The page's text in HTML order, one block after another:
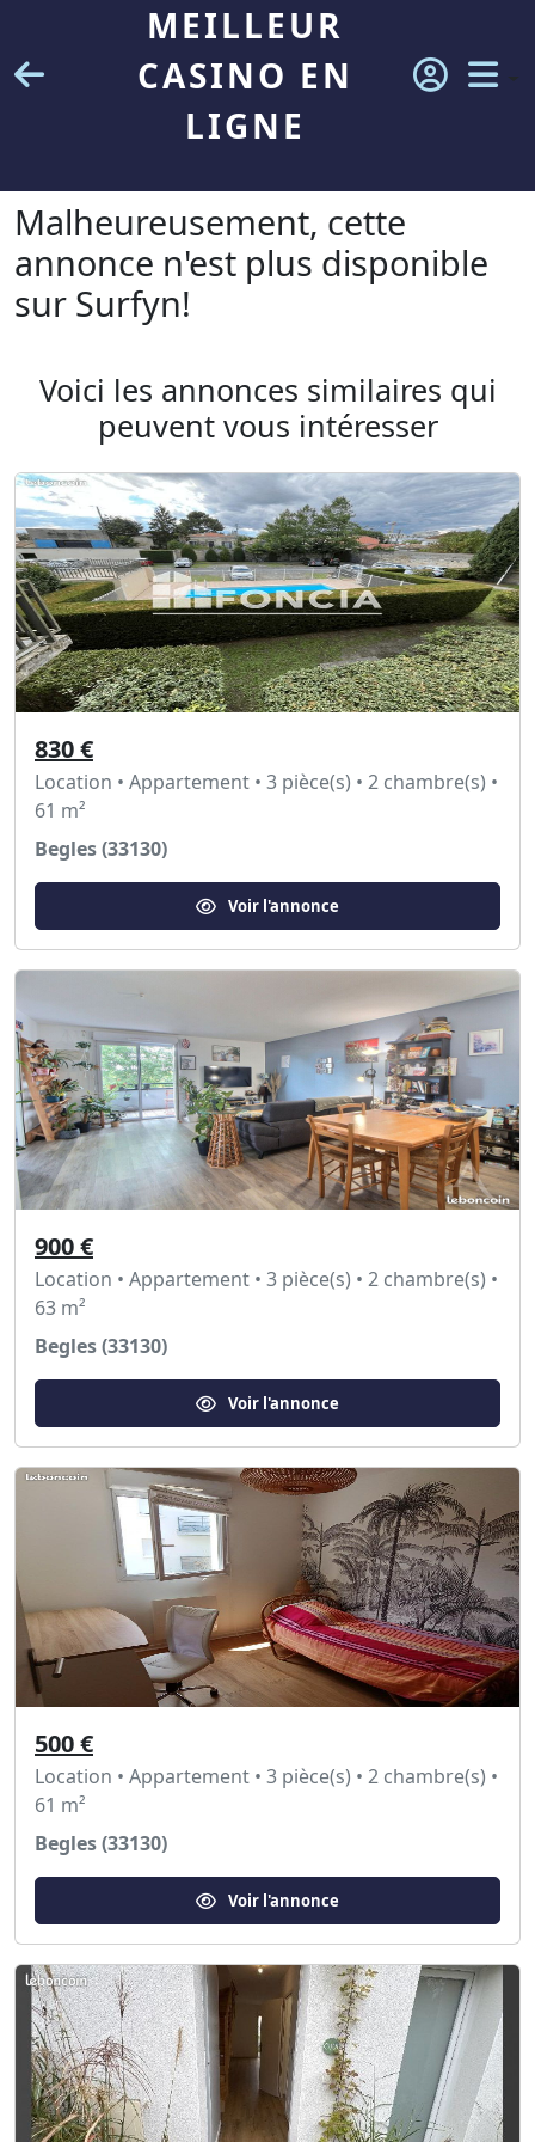
MEILLEUR
CASINO EN
LIGNE
Malheureusement, cette
annonce n'est plus disponible
sur Surfyn!
Voici les annonces similaires qui
peuvent vous intéresser
830 €
Location • Appartement • 3 pièce(s) • 2 chambre(s) •
61 m²
Begles (33130)
Voir l'annonce
900 €
Location • Appartement • 3 pièce(s) • 2 chambre(s) •
63 m²
Begles (33130)
Voir l'annonce
500 €
Location • Appartement • 3 pièce(s) • 2 chambre(s) •
61 m²
Begles (33130)
Voir l'annonce